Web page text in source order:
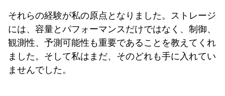
それらの経験が私の原点となりました。ストレージ
には、容量とパフォーマンスだけではなく、制御、
観測性、予測可能性も重要であることを教えてくれ
ました。そして私はまだ、そのどれも手に入れてい
ませんでした。